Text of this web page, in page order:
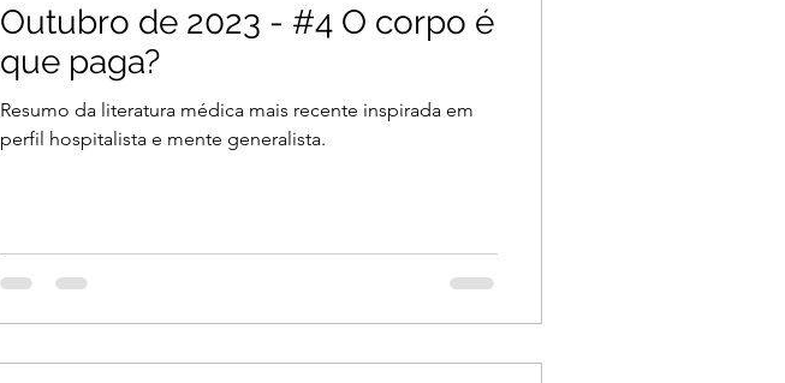
Outubro de 2023 - #4 O corpo é
que paga?
Resumo da literatura médica mais recente inspirada em
perfil hospitalista e mente generalista.